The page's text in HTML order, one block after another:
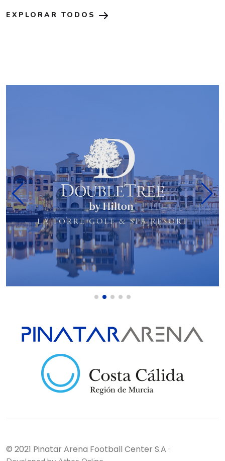
EXPLORAR TODOS
© 2021 Pinatar Arena Football Center S.A ·